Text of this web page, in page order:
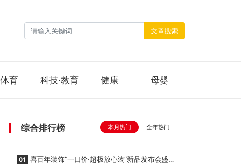
文章搜索
体育 科技·教育 健康 母婴
综合排行榜 本月热门 全年热门
01 喜百年装饰“一口价·超极放心装”新品发布会盛大